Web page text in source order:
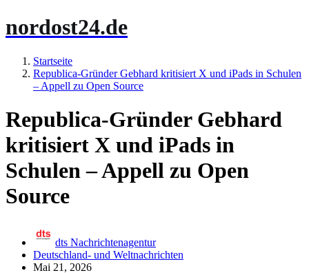
nordost24.de
Startseite
Republica-Gründer Gebhard kritisiert X und iPads in Schulen
– Appell zu Open Source
Republica-Gründer Gebhard
kritisiert X und iPads in
Schulen – Appell zu Open
Source
dts Nachrichtenagentur
Deutschland- und Weltnachrichten
Mai 21, 2026